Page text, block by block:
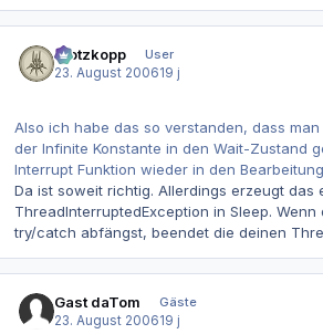
Klotzkopp
User
23. August 200619 j
Also ich habe das so verstanden, dass
der Infinite Konstante in den Wait-Zustand
Interrupt Funktion wieder in den
Da ist soweit richtig. Allerdings erzeugt das
ThreadInterruptedException in Sleep.
try/catch abfängst, beendet die deinen
Gast daTom
Gäste
23. August 200619 j